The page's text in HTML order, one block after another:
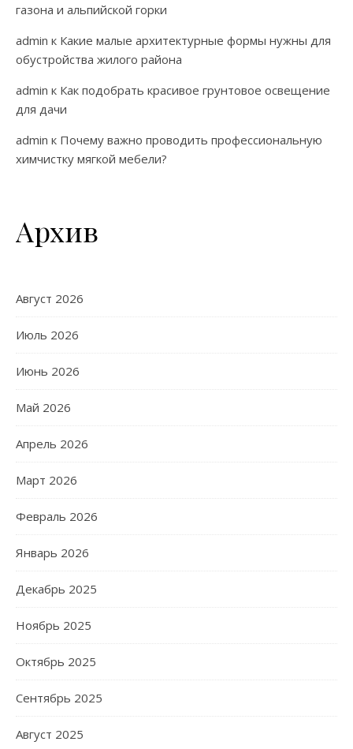
газона и альпийской горки
admin к Какие малые архитектурные формы нужны для
обустройства жилого района
admin к Как подобрать красивое грунтовое освещение
для дачи
admin к Почему важно проводить профессиональную
химчистку мягкой мебели?
Архив
Август 2026
Июль 2026
Июнь 2026
Май 2026
Апрель 2026
Март 2026
Февраль 2026
Январь 2026
Декабрь 2025
Ноябрь 2025
Октябрь 2025
Сентябрь 2025
Август 2025